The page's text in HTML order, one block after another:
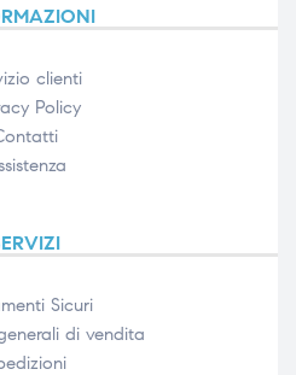
clienti
Policy
Sicuri
di vendita